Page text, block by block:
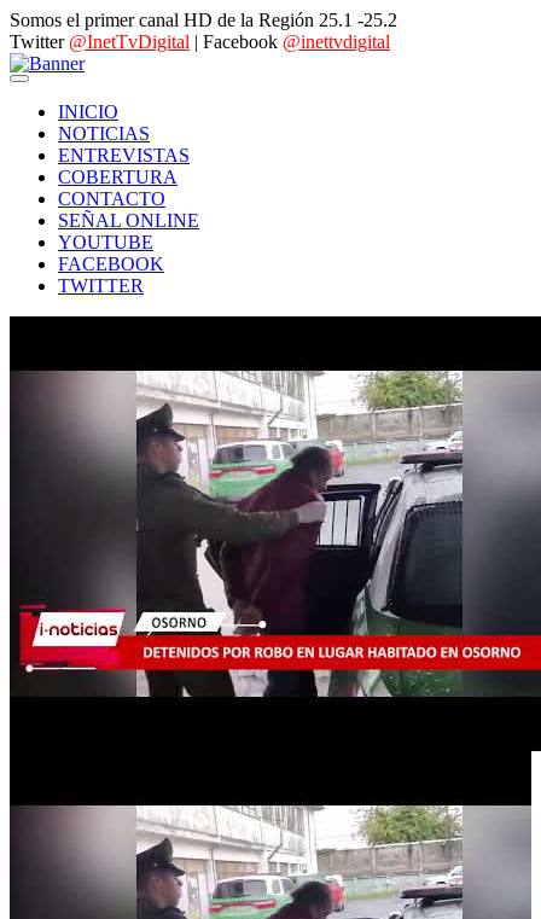
Somos el primer canal HD de la Región 25.1 -25.2
Twitter @InetTvDigital | Facebook @inettvdigital
INICIO
NOTICIAS
ENTREVISTAS
COBERTURA
CONTACTO
SEÑAL ONLINE
YOUTUBE
FACEBOOK
TWITTER